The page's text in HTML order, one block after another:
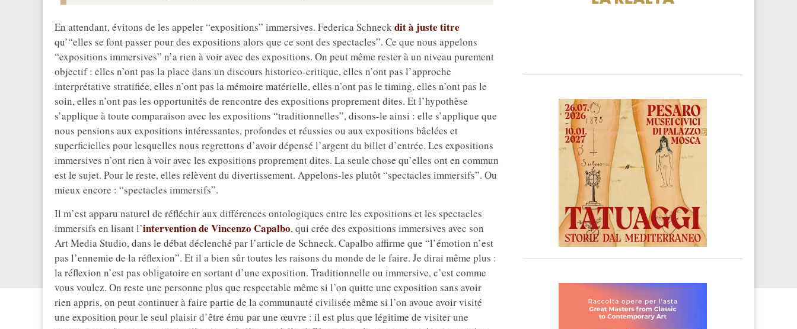
En attendant, évitons de les appeler “expositions” immersives. Federica Schneckdit à juste titre
qu’“elles se font passer pour des expositions alors que ce sont des spectacles”. Ce que nous appelons
“expositions immersives” n’a rien à voir avec des expositions. On peut même rester à un niveau purement
objectif : elles n’ont pas la place dans un discours historico-critique, elles n’ont pas l’approche
interprétative stratifiée, elles n’ont pas la mémoire matérielle, elles n’ont pas le timing, elles n’ont pas le
soin, elles n’ont pas les opportunités de rencontre des expositions proprement dites. Et l’hypothèse
s’applique à toute comparaison avec les expositions “traditionnelles”, disons-le ainsi : elle s’applique que
nous pensions aux expositions intéressantes, profondes et réussies ou aux expositions bâclées et
superficielles pour lesquelles nous regrettons d’avoir dépensé l’argent du billet d’entrée. Les expositions
immersives n’ont rien à voir avec les expositions proprement dites. La seule chose qu’elles ont en commun
est le sujet. Pour le reste, elles relèvent du divertissement. Appelons-les plutôt “spectacles immersifs”. Ou
mieux encore : “spectacles immersifs”.
Il m’est apparu naturel de réfléchir aux différences ontologiques entre les expositions et les spectacles
immersifs en lisant l’intervention de Vincenzo Capalbo, qui crée des expositions immersives avec son
Art Media Studio, dans le débat déclenché par l’article de Schneck. Capalbo affirme que “l’émotion n’est
pas l’ennemie de la réflexion”. Et il a bien sûr toutes les raisons du monde de le faire. Je dirai même plus :
la réflexion n’est pas obligatoire en sortant d’une exposition. Traditionnelle ou immersive, c’est comme
vous voulez. On reste une personne plus que respectable même si l’on quitte une exposition sans avoir
rien appris, on peut continuer à faire partie de la communauté civilisée même si l’on avoue avoir visité
une exposition pour le seul plaisir d’être ému par une œuvre : il est plus que légitime de visiter une